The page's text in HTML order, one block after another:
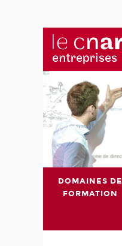
DOMAINES DE
FORMATION